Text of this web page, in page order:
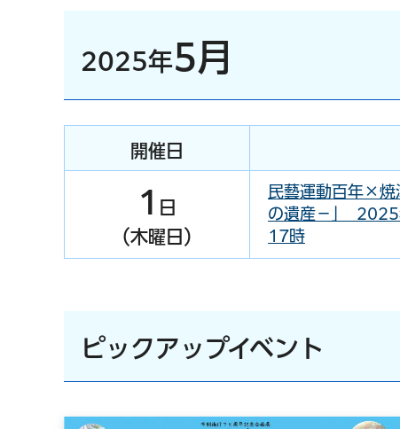
2025年5月
開催日
1
日
（木曜日）
民藝運動百年×焼
の遺産－」 2025
17時
ピックアップイベント